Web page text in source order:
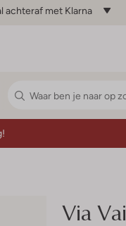
achteraf met Klarna
Via Vai